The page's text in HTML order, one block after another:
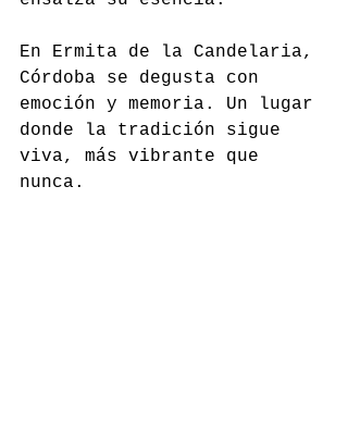
En Ermita de la Candelaria,
Córdoba se degusta con
emoción y memoria. Un lugar
donde la tradición sigue
viva, más vibrante que
nunca.